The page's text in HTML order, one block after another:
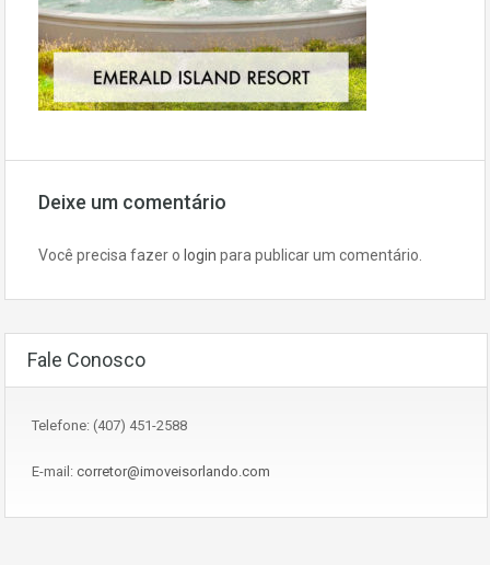
Deixe um comentário
Você precisa fazer o login para publicar um comentário.
Fale Conosco
Telefone: (407) 451-2588
E-mail: corretor@imoveisorlando.com